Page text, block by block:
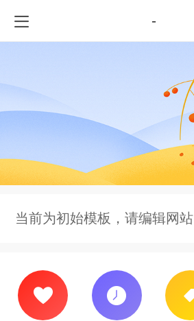
-
当前为初始模板，请编辑网站